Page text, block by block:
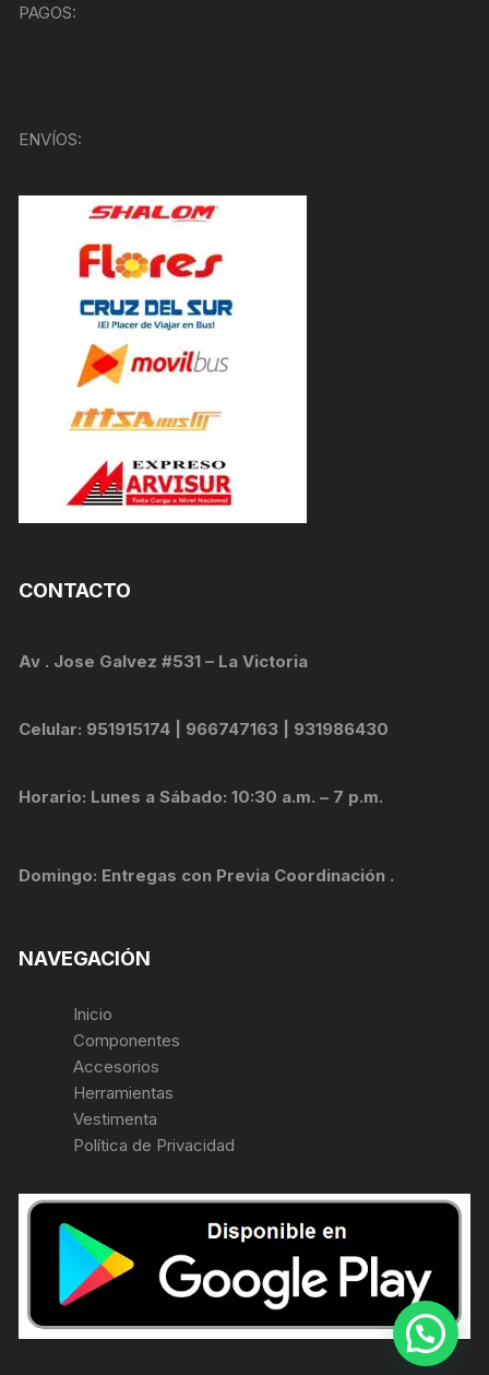
PAGOS:
ENVÍOS:
CONTACTO
Av . Jose Galvez #531 – La Victoria
Celular: 951915174 | 966747163 | 931986430
Horario: Lunes a Sábado: 10:30 a.m. – 7 p.m.
Domingo: Entregas con Previa Coordinación .
NAVEGACIÓN
Inicio
Componentes
Accesorios
Herramientas
Vestimenta
Política de Privacidad